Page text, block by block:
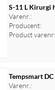
S-11 L Kirurgi
Varenr.:
Producent:
Product varenr:
Tempsmart
Varenr.: